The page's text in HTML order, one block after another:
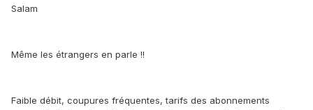
Salam
Même les étrangers en parle !!
Faible débit, coupures fréquentes, tarifs des abonnements